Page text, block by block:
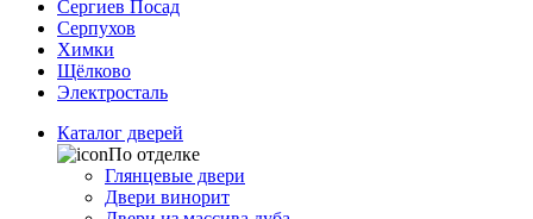
Сергиев Посад
Серпухов
Химки
Щёлково
Электросталь
Каталог дверей
По отделке
Глянцевые двери
Двери винорит